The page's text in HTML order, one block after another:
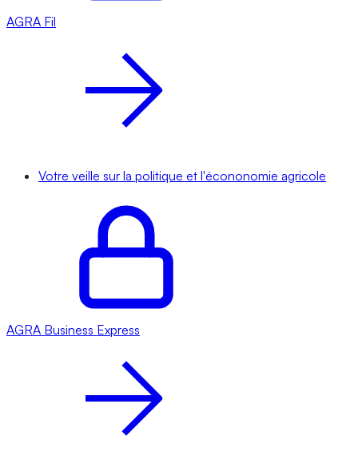
AGRA Fil
Votre veille sur la politique et l'écononomie agricole
AGRA Business Express